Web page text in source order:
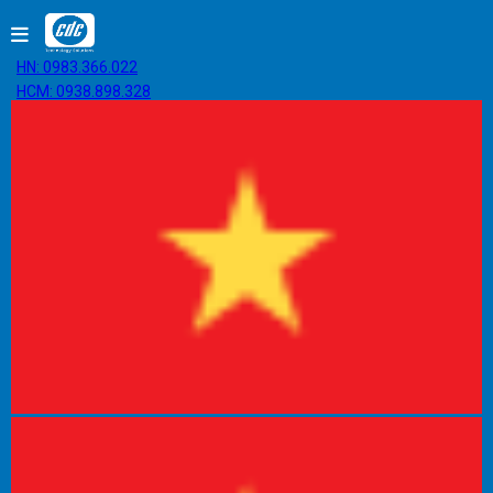
HN: 0983.366.022
HCM: 0938.898.328